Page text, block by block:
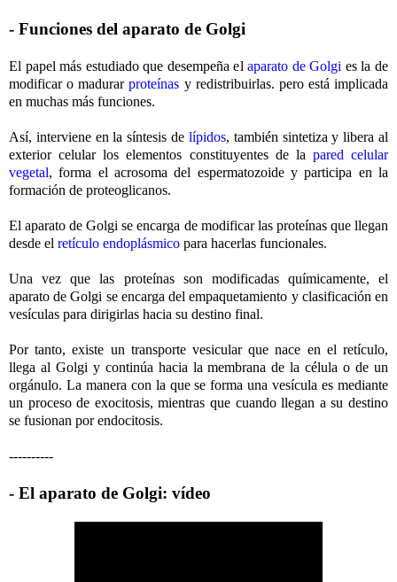
- Funciones del aparato de Golgi
El papel más estudiado que desempeña elaparato de Golgi es la de
modificar o madurarproteínas y redistribuirlas. pero está implicada
en muchas más funciones.
Así, interviene en la síntesis de lípidos, también sintetiza y libera al
exterior celular los elementos constituyentes de la pared celular
vegetal, forma el acrosoma del espermatozoide y participa en la
formación de proteoglicanos.
El aparato de Golgi se encarga de modificar las proteínas que llegan
desde el retículo endoplásmico para hacerlas funcionales.
Una vez que las proteínas son modificadas químicamente, el
aparato de Golgi se encarga del empaquetamiento y clasificación en
vesículas para dirigirlas hacia su destino final.
Por tanto, existe un transporte vesicular que nace en el retículo,
llega al Golgi y continúa hacia la membrana de la célula o de un
orgánulo. La manera con la que se forma una vesícula es mediante
un proceso de exocitosis, mientras que cuando llegan a su destino
se fusionan por endocitosis.
----------
- El aparato de Golgi: vídeo